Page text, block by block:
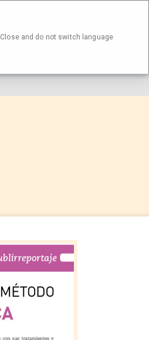
Close and do not switch language
CONTACTO